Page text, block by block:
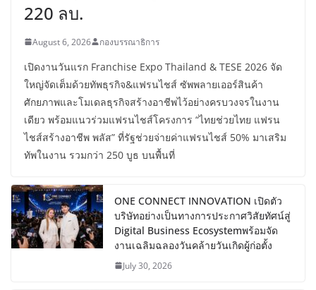
220 ลบ.
August 6, 2026 กองบรรณาธิการ
เปิดงานวันแรก Franchise Expo Thailand & TESE 2026 จัด
ใหญ่จัดเต็มด้วยทัพธุรกิจ&แฟรนไชส์ ซัพพลายเออร์สินค้า
ศักยภาพและโมเดลธุรกิจสร้างอาชีพไว้อย่างครบวงจรในงาน
เดียว พร้อมแนวร่วมแฟรนไชส์โครงการ “ไทยช่วยไทย แฟรน
ไชส์สร้างอาชีพ พลัส” ที่รัฐช่วยจ่ายค่าแฟรนไชส์ 50% มาเสริม
ทัพในงาน รวมกว่า 250 บูธ บนพื้นที่
ONE CONNECT INNOVATION เปิดตัว
บริษัทอย่างเป็นทางการประกาศวิสัยทัศน์สู่
Digital Business Ecosystemพร้อมจัด
งานเฉลิมฉลองวันคล้ายวันเกิดผู้ก่อตั้ง
July 30, 2026